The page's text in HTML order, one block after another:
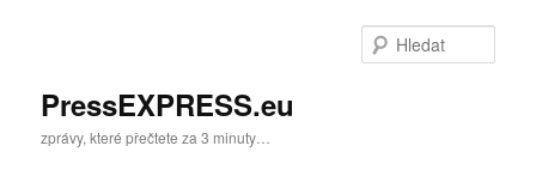
paneluPressEXPRESS.eu
zprávy, které přečtete za 3 minuty…